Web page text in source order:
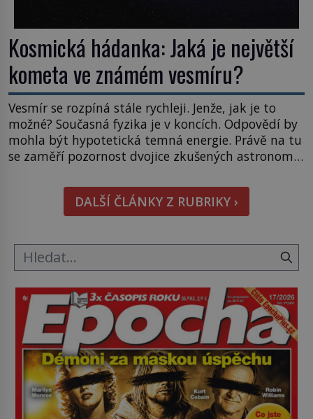
Kosmická hádanka: Jaká je největší
kometa ve známém vesmíru?
Vesmír se rozpíná stále rychleji. Jenže, jak je to
možné? Současná fyzika je v koncích. Odpovědí by
mohla být hypotetická temná energie. Právě na tu
se zaměří pozornost dvojice zkušených astronomů.
hmatatelnějšího. Naprosto rekordní kometu!
Astronomové Pedro Bernardinelli a Gary Bernstein
mravenčí prací zkoumají archivní snímky v rámci
DALŠÍ ČLÁNKY Z RUBRIKY ›